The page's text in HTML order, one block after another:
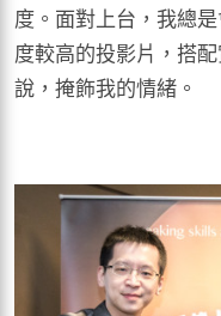
度。面對上台，我總
度較高的投影片，搭
說，掩飾我的情緒。